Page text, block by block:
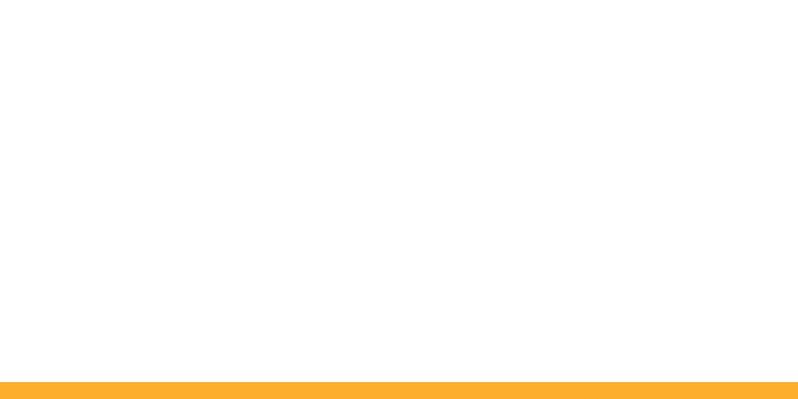
yavru
yüksek
için
küçük ırk
destekler.